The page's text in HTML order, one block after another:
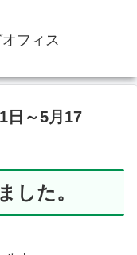
フィス
～5月17
した。